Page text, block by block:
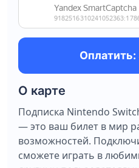
О карте
Подписка Nintendo
— это ваш билет в мир
возможностей.
сможете играть в